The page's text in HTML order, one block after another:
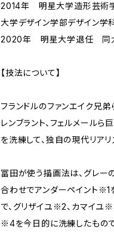
2014年 明星大学造形芸術
大学デザイン学部デザイン学
2020年 明星大学退任 同
【技法について】
フランドルのファンエイク兄弟
レンブラント、フェルメール
を洗練して、独自の現代リア
冨田が使う描画法は、グレー
合わせでアンダーペイント※1
で、グリザイユ※2、カマイ
※4を今日的に洗練したもので